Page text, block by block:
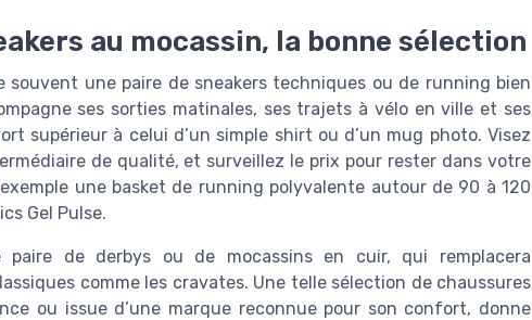
au mocassin, la bonne sélection
une paire de sneakers techniques ou de running bien
ses sorties matinales, ses trajets à vélo en ville et ses
supérieur à celui d’un simple shirt ou d’un mug photo. Visez
de qualité, et surveillez le prix pour rester dans votre
une basket de running polyvalente autour de 90 à 120
Gel Pulse.
de derbys ou de mocassins en cuir, qui remplacera
comme les cravates. Une telle sélection de chaussures
ou issue d’une marque reconnue pour son confort, donne